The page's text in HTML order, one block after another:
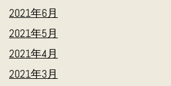
2021年6月
2021年5月
2021年4月
2021年3月